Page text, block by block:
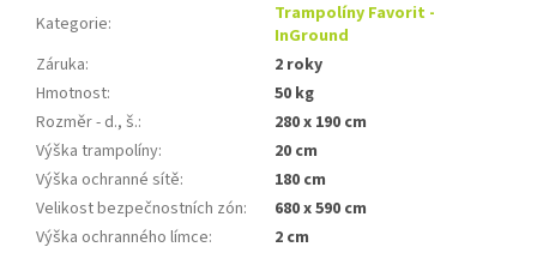
Kategorie:
Trampolíny Favorit -
InGround
Záruka:
2 roky
Hmotnost:
50 kg
Rozměr - d., š.:
280 x 190 cm
Výška trampolíny:
20 cm
Výška ochranné sítě:
180 cm
Velikost bezpečnostních zón:
680 x 590 cm
Výška ochranného límce:
2 cm